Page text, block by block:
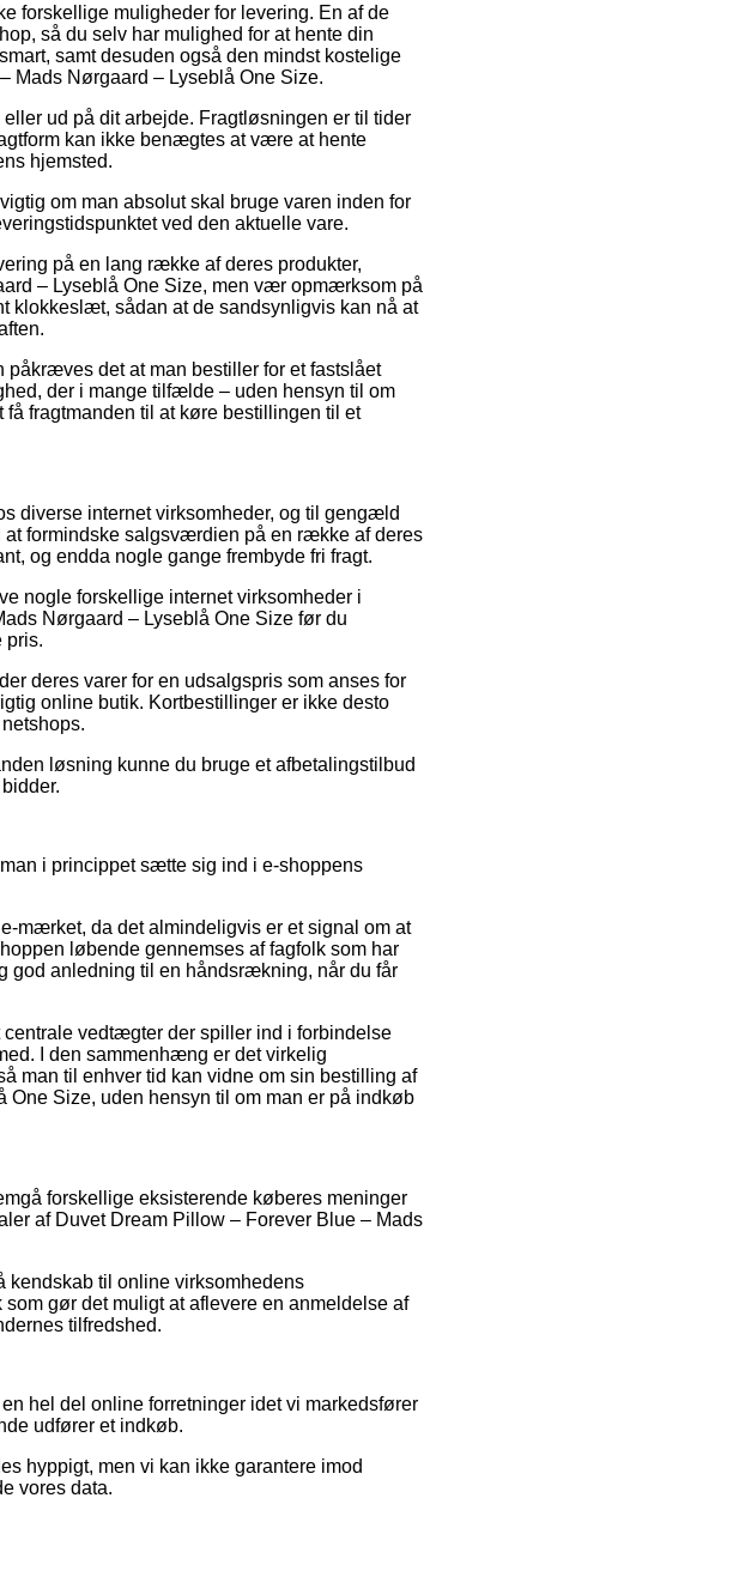
forskellige muligheder for levering. En af de
så du selv har mulighed for at hente din
samt desuden også den mindst kostelige
Mads Nørgaard – Lyseblå One Size.
ud på dit arbejde. Fragtløsningen er til tider
kan ikke benægtes at være at hente
hjemsted.
om man absolut skal bruge varen inden for
ved den aktuelle vare.
på en lang række af deres produkter,
– Lyseblå One Size, men vær opmærksom på
klokkeslæt, sådan at de sandsynligvis kan nå at
det at man bestiller for et fastslået
der i mange tilfælde – uden hensyn til om
fragtmanden til at køre bestillingen til et
diverse internet virksomheder, og til gengæld
formindske salgsværdien på en række af deres
og endda nogle gange frembyde fri fragt.
nogle forskellige internet virksomheder i
Nørgaard – Lyseblå One Size før du
pris.
deres varer for en udsalgspris som anses for
online butik. Kortbestillinger er ikke desto
løsning kunne du bruge et afbetalingstilbud
i princippet sætte sig ind i e-shoppens
mærket, da det almindeligvis er et signal om at
løbende gennemses af fagfolk som har
god anledning til en håndsrækning, når du får
vedtægter der spiller ind i forbindelse
I den sammenhæng er det virkelig
man til enhver tid kan vidne om sin bestilling af
Size, uden hensyn til om man er på indkøb
forskellige eksisterende køberes meninger
af Duvet Dream Pillow – Forever Blue – Mads
kendskab til online virksomhedens
gør det muligt at aflevere en anmeldelse af
tilfredshed.
hel del online forretninger idet vi markedsfører
udfører et indkøb.
hyppigt, men vi kan ikke garantere imod
vores data.